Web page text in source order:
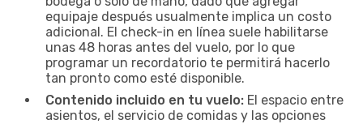
equipaje después usualmente implica un costo
adicional. El check-in en línea suele habilitarse
unas 48 horas antes del vuelo, por lo que
programar un recordatorio te permitirá hacerlo
tan pronto como esté disponible.
Contenido incluido en tu vuelo: El espacio entre
asientos, el servicio de comidas y las opciones